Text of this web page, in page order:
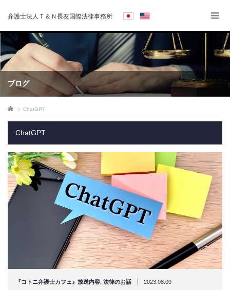
弁護士法人Ｔ＆Ｎ長友国際法律事務所
ブログ
ホーム ChatGPT
ChatGPT
『コトニ弁護士カフェ』放送内容, 法律のお話 | 2023.08.09